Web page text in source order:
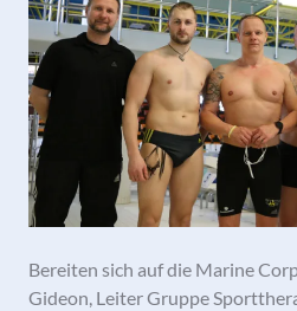
Bereiten sich auf die Marine
Gideon, Leiter Gruppe